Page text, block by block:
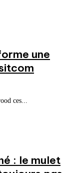
une
ces...
: le mulet